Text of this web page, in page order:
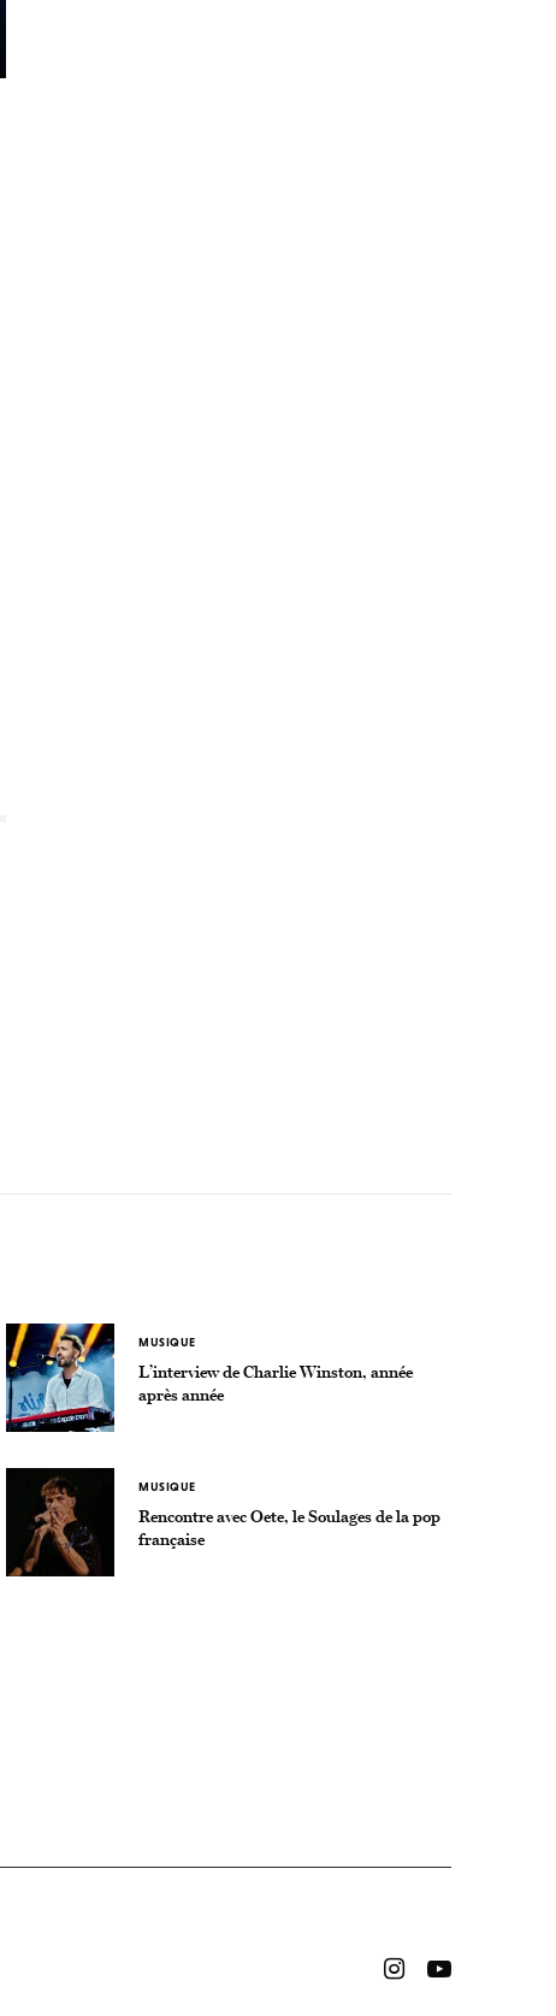
MUSIQUE
L’interview de Charlie Winston, année
après année
MUSIQUE
Rencontre avec Oete, le Soulages de la pop
française